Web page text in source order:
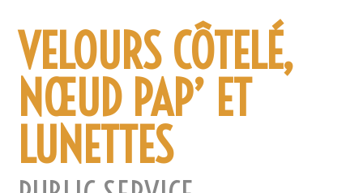
VELOURS CÔTELÉ,
NŒUD PAP’ ET
LUNETTES